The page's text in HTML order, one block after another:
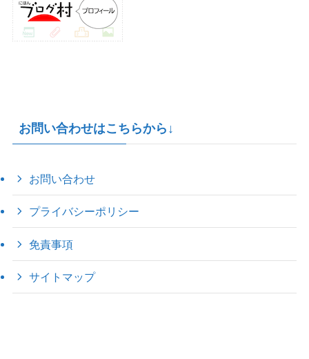
お問い合わせはこちらから↓
お問い合わせ
プライバシーポリシー
免責事項
サイトマップ